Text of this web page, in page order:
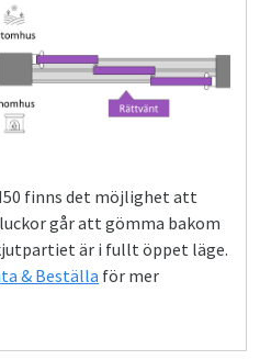
finns det möjlighet att
går att gömma bakom
är i fullt öppet läge.
& Beställa för mer